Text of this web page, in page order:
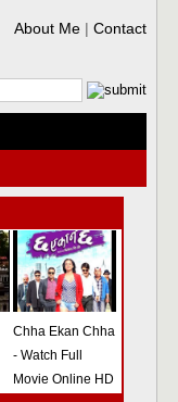
About Me | Contact
Chha Ekan Chha
- Watch Full
Movie Online HD